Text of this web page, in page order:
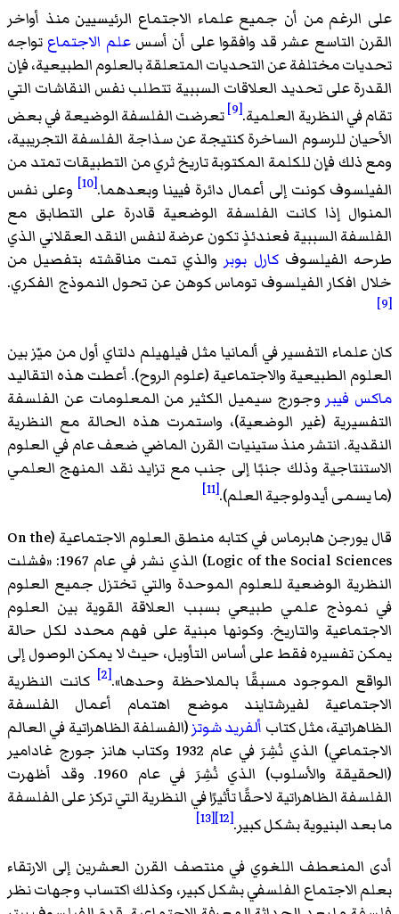
على الرغم من أن جميع علماء الاجتماع الرئيسيين منذ أواخر
القرن التاسع عشر قد وافقوا على أن أسسعلم الاجتماع تواجه
تحديات مختلفة عن التحديات المتعلقة بالعلوم الطبيعية، فإن
القدرة على تحديد العلاقات السببية تتطلب نفس النقاشات التي
تقام في النظرية العلمية.[9]
تعرضت الفلسفة الوضيعة في بعض
الأحيان للرسوم الساخرة كنتيجة عن سذاجة الفلسفة التجريبية،
ومع ذلك فإن للكلمة المكتوبة تاريخ ثري من التطبيقات تمتد من
الفيلسوف كونت إلى أعمال دائرة فيينا وبعدهما.[10]
وعلى نفس
المنوال إذا كانت الفلسفة الوضعية قادرة على التطابق مع
الفلسفة السببية فعندئذٍ تكون عرضة لنفس النقد العقلاني الذي
طرحه الفيلسوفكارل بوبر والذي تمت مناقشته بتفصيل من
خلال افكار الفيلسوف توماس كوهن عن تحول النموذج الفكري.
[9]
كان علماء التفسير في ألمانيا مثل فيلهيلم دلتاي أول من ميّز بين
العلوم الطبيعية والاجتماعية (علوم الروح). أعطت هذه التقاليد
ماكس فيبر وجورج سيميل الكثير من المعلومات عن الفلسفة
التفسيرية (غير الوضعية)، واستمرت هذه الحالة مع النظرية
النقدية. انتشر منذ ستينيات القرن الماضي ضعف عام في العلوم
الاستنتاجية وذلك جنبًا إلى جنب مع تزايد نقد المنهج العلمي
(ما يسمى أيدولوجية العلم).[11]
قال يورجن هابرماس في كتابه منطق العلوم الاجتماعية (On the
Logic of the Social Sciences) الذي نشر في عام 1967: «فشلت
النظرية الوضعية للعلوم الموحدة والتي تختزل جميع العلوم
في نموذج علمي طبيعي بسبب العلاقة القوية بين العلوم
الاجتماعية والتاريخ. وكونها مبنية على فهم محدد لكل حالة
يمكن تفسيره فقط على أساس التأويل، حيث لا يمكن الوصول إلى
الواقع الموجود مسبقًا بالملاحظة وحدها».[2]
كانت النظرية
الاجتماعية لفيرشتايند موضع اهتمام أعمال الفلسفة
الظاهراتية، مثل كتاب ألفريد شوتز(الفسلفة الظاهراتية في العالم
الاجتماعي) الذي نُشِرَ في عام 1932 وكتاب هانز جورج غادامير
(الحقيقة والأسلوب) الذي نُشِرَ في عام 1960. وقد أظهرت
الفلسفة الظاهراتية لاحقًا تأثيرًا في النظرية التي تركز على الفلسفة
ما بعد البنيوية بشكل كبير.[12]
[13]
أدى المنعطف اللغوي في منتصف القرن العشرين إلى الارتقاء
بعلم الاجتماع الفلسفي بشكل كبير، وكذلك اكتساب وجهات نظر